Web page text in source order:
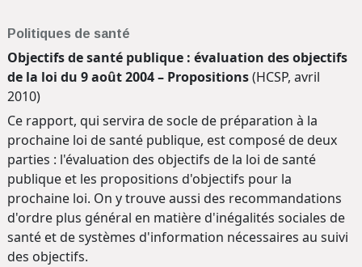
Politiques de santé
Objectifs de santé publique : évaluation des objectifs
de la loi du 9 août 2004 – Propositions(HCSP, avril
2010)
Ce rapport, qui servira de socle de préparation à la
prochaine loi de santé publique, est composé de deux
parties : l'évaluation des objectifs de la loi de santé
publique et les propositions d'objectifs pour la
prochaine loi. On y trouve aussi des recommandations
d'ordre plus général en matière d'inégalités sociales de
santé et de systèmes d'information nécessaires au suivi
des objectifs.